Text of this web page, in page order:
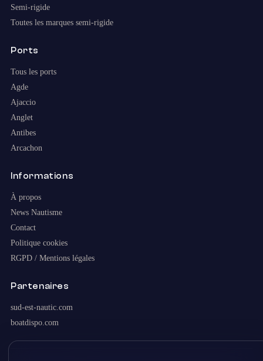
Semi-rigide
Toutes les marques semi-rigide
Ports
Tous les ports
Agde
Ajaccio
Anglet
Antibes
Arcachon
Informations
À propos
News Nautisme
Contact
Politique cookies
RGPD / Mentions légales
Partenaires
sud-est-nautic.com
boatdispo.com